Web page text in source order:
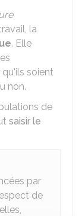
la
. Elle
qu'ils soient
non.
de
saisir le
par
de